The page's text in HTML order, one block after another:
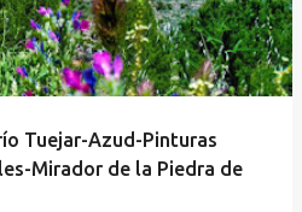
Tuejar-Azud-Pinturas
Mirador de la Piedra de